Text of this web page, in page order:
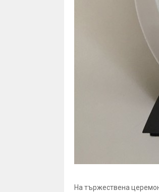
На тържествена